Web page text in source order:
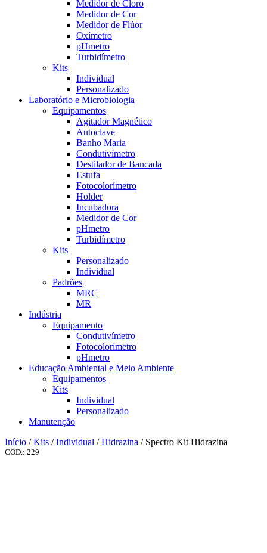
Medidor de Cloro
Medidor de Cor
Medidor de Flúor
Oxímetro
pHmetro
Turbidímetro
Kits
Individual
Personalizado
Laboratório e Microbiologia
Equipamentos
Agitador Magnético
Autoclave
Banho Maria
Condutivímetro
Destilador de Bancada
Estufa
Fotocolorímetro
Holder
Incubadora
Medidor de Cor
pHmetro
Turbidímetro
Kits
Personalizado
Individual
Padrões
MRC
MR
Indústria
Equipamento
Condutivímetro
Fotocolorímetro
pHmetro
Educação Ambiental e Meio Ambiente
Equipamentos
Kits
Individual
Personalizado
Manutenção
Início /Kits /Individual /Hidrazina / Spectro Kit Hidrazina
CÓD.: 229